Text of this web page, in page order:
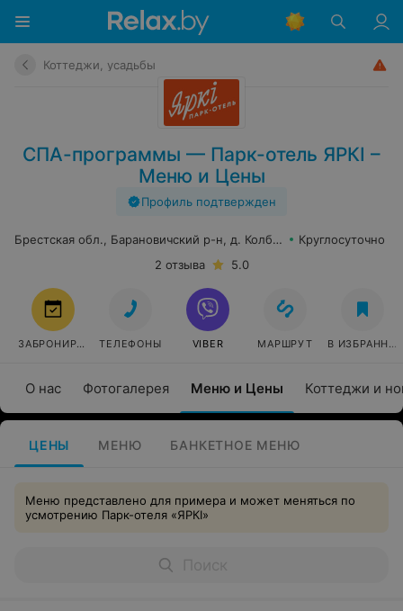
Коттеджи, усадьбы
СПА-программы — Парк-отель ЯРКI –
Меню и Цены
Профиль подтвержден
О нас Фотогалерея Меню и Цены Коттеджи и
Брестская обл., Барановичский р-н, д. КолбовичиКруглосуточно
2 отзыва
5.0
ЗАБРОНИРОВАТЬ ТЕЛЕФОНЫ VIBER МАРШРУТ В ИЗБРАННОЕ
ЦЕНЫ МЕНЮ БАНКЕТНОЕ МЕНЮ
Меню представлено для примера и может меняться по
усмотрению Парк-отеля «ЯРКI»